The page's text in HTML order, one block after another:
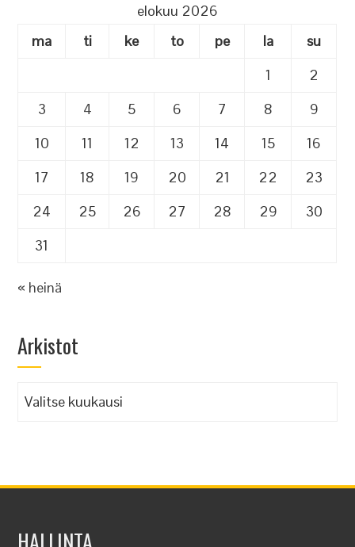
elokuu 2026
ma
ti ke to pe la
su
1
2
3
4 5 6 7 8
9
10
11 12 13 14 15
16
17
18 19 20 21 22
23
24
25 26 27 28 29
30
31
« heinä
Arkistot
Arkistot